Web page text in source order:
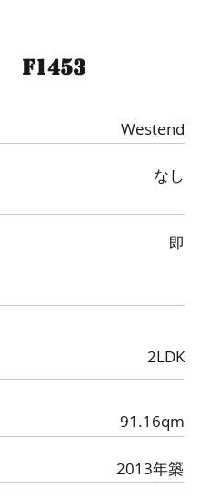
F1453
Westend
なし
即
2LDK
91.16qm
2013年築